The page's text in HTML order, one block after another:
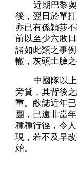
近期巴黎奧
後，翌日於單
亦已有孫穎莎
前以至少六敗
諸如此類之事
轍，灰頭土臉
中國隊以上
旁貸，其背後
重。敝誌近年
團，已遠非當
種種行徑，令
現，若不及早
始。